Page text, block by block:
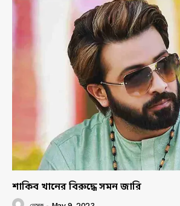
শাকিব খানের বিরুদ্ধে সমন জারি